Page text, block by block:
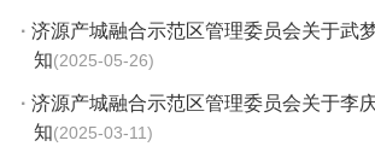
· 济源产城融合示范区管理委员会关于武
知 2025-05-26
· 济源产城融合示范区管理委员会关于李
知 2025-03-11